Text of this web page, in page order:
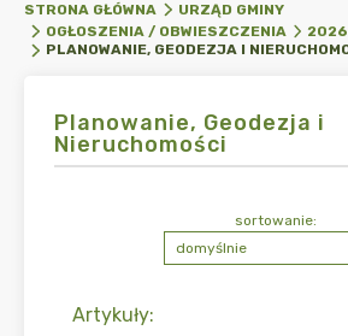
STRONA GŁÓWNA
URZĄD GMINY
OGŁOSZENIA / OBWIESZCZENIA
2026
Planowanie, Geodezja i
Nieruchomości
Artykuły:
sortowanie: